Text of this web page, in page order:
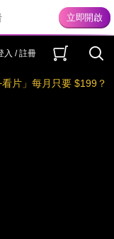
入 / 註冊
看片」每月只要 $199？